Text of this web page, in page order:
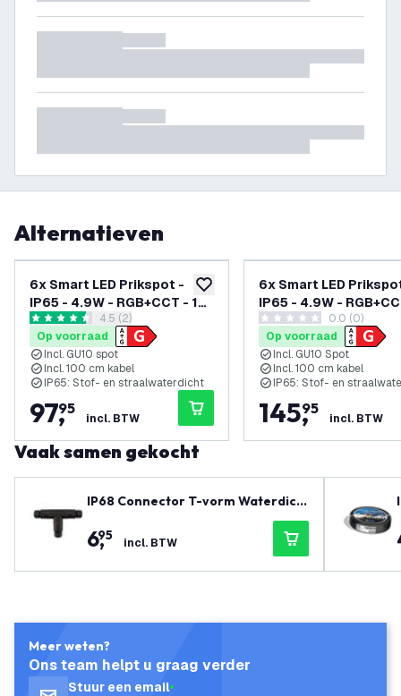
Alternatieven
toevoegen aan verlanglijst
6x Smart LED Prikspot -
IP65 - 4.9W - RGB+CCT - 1
Meter Kabel - Aluminium
reviews drawer openen
4.5 score sterren4.5 (2)
Op voorraad
Incl. GU10 spot
Incl. 100 cm kabel
IP65: Stof- en straalwaterdicht
97,
95
incl. BTW
6x Smart LED
IP65 - 4.9W -
Meter Kabel -
0 score sterren0.0 (0)
Op voorraad
Incl. GU10 Spot
Incl. 100 cm kabel
IP65: Stof- en
145,
95
incl. BTW
Vaak samen gekocht
IP68 Connector T-vorm Waterdich
6,
95 incl. BTW
Meer weten?
Ons team helpt u graag verder
Stuur een email